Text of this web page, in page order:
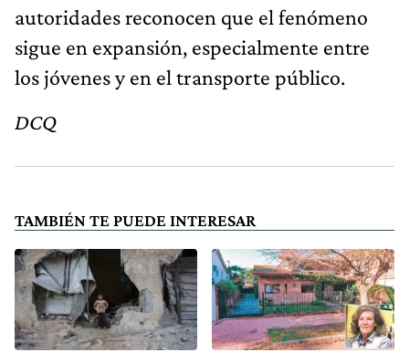
autoridades reconocen que el fenómeno
sigue en expansión, especialmente entre
los jóvenes y en el transporte público.
DCQ
TAMBIÉN TE PUEDE INTERESAR